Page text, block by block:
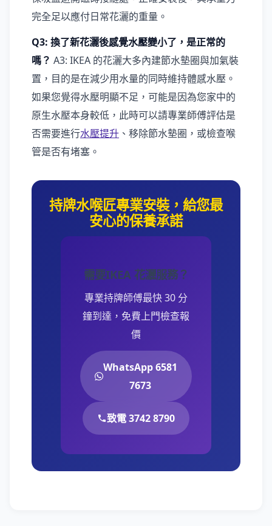
完全足以應付日常花灑的重量。
Q3: 換了新花灑後感覺水壓變小了，是正常的
嗎？ A3: IKEA 的花灑大多內建節水墊圈與加氣裝
置，目的是在減少用水量的同時維持體感水壓。
如果您覺得水壓明顯不足，可能是因為您家中的
原生水壓本身較低，此時可以請專業師傅評估是
否需要進行水壓提升 、移除節水墊圈，或檢查喉
管是否有堵塞。
持牌水喉匠專業安裝，給您最
安心的保養承諾
需要IKEA 花灑服務？
專業持牌師傅最快 30 分
鐘到達，免費上門檢查報
價
WhatsApp 6581
7673
致電 3742 8790